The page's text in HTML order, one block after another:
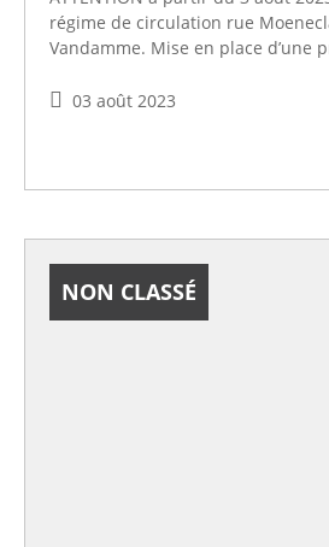
régime de circulation rue
Vandamme. Mise en place d’une
03 août 2023
NON CLASSÉ